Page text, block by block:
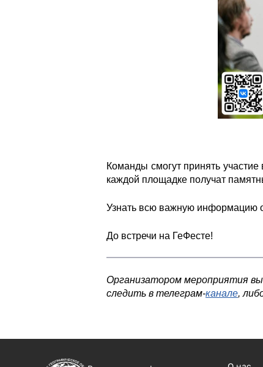
Команды смогут принять
каждой площадке получат
Узнать всю важную информацию
До встречи на ГеФесте!
Организатором мероприятия
следить в телеграм-канале,